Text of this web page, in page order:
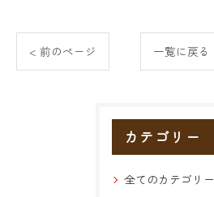
< 前のページ 一覧に戻る
カテゴリー
全てのカテゴリー